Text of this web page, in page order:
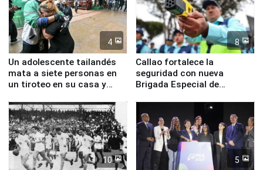
4
Un adolescente tailandés
mata a siete personas en
un tiroteo en su casa y
8
Callao fortalece la
seguridad con nueva
Brigada Especial de
equipamiento para
Serenazgo
10 5